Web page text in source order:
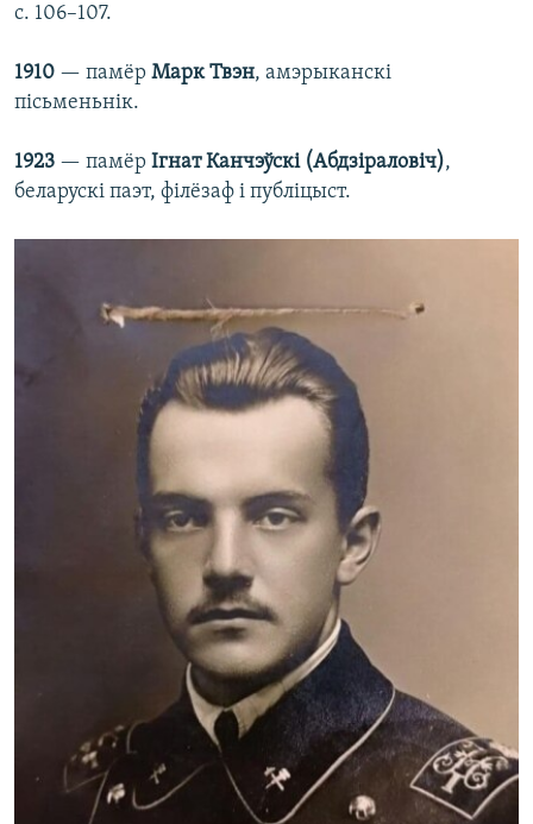
с. 106–107.​
1910 — памёр Марк Твэн, амэрыканскі
пісьменьнік.
1923 — памёр Ігнат Канчэўскі (Абдзіраловіч),
беларускі паэт, філёзаф і публіцыст.